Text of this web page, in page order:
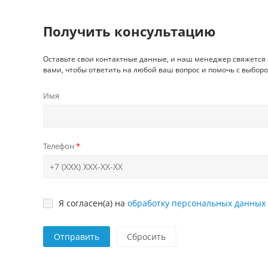
Получить консультацию
Оставьте свои контактные данные, и наш менеджер свяжется
вами, чтобы ответить на любой ваш вопрос и помочь с
Имя
Телефон
Я согласен(а) на обработку персональных данных
Отправить